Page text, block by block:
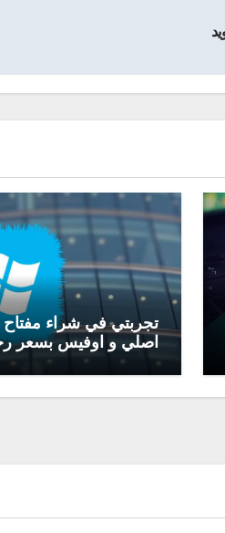
اصلي و اوفيس بسعر